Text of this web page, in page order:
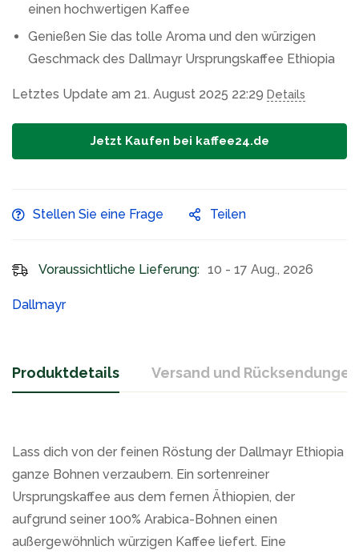
einen hochwertigen Kaffee
Genießen Sie das tolle Aroma und den würzigen
Geschmack des Dallmayr Ursprungskaffee Ethiopia
Letztes Update am 21. August 2025 22:29 Details
Jetzt Kaufen bei kaffee24.de
Stellen Sie eine Frage Teilen
Voraussichtliche Lieferung: 10 - 17 Aug., 2026
Dallmayr
Produktdetails Versand und Rücksendungen
Lass dich von der feinen Röstung der Dallmayr Ethiopia
ganze Bohnen verzaubern. Ein sortenreiner
Ursprungskaffee aus dem fernen Äthiopien, der
aufgrund seiner 100% Arabica-Bohnen einen
außergewöhnlich würzigen Kaffee liefert. Eine